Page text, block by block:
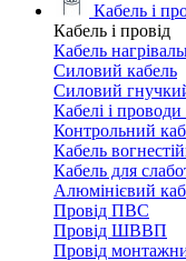
Кабель і
Кабель і провід
Кабель
Силовий кабель
Силовий
Кабелі і проводи
Контрольний
Кабель
Кабель для
Алюмінієвий
Провід ПВС
Провід ШВВП
Провід